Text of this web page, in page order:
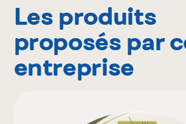
Les produits
proposés par
entreprise